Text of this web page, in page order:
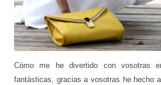
Cómo me he divertido con vosotras
fantásticas, gracias a vosotras he hecho